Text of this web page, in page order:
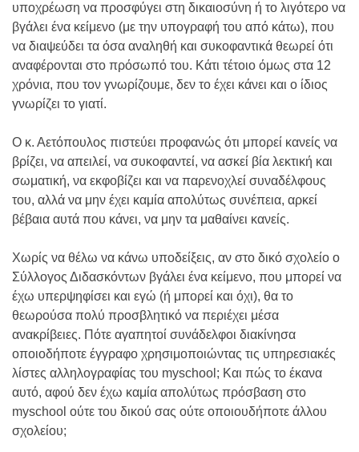
υποχρέωση να προσφύγει στη δικαιοσύνη ή το λιγότερο να
βγάλει ένα κείμενο (με την υπογραφή του από κάτω), που
να διαψεύδει τα όσα αναληθή και συκοφαντικά θεωρεί ότι
αναφέρονται στο πρόσωπό του. Κάτι τέτοιο όμως στα 12
χρόνια, που τον γνωρίζουμε, δεν το έχει κάνει και ο ίδιος
γνωρίζει το γιατί.
Ο κ. Αετόπουλος πιστεύει προφανώς ότι μπορεί κανείς να
βρίζει, να απειλεί, να συκοφαντεί, να ασκεί βία λεκτική και
σωματική, να εκφοβίζει και να παρενοχλεί συναδέλφους
του, αλλά να μην έχει καμία απολύτως συνέπεια, αρκεί
βέβαια αυτά που κάνει, να μην τα μαθαίνει κανείς.
Χωρίς να θέλω να κάνω υποδείξεις, αν στο δικό σχολείο ο
Σύλλογος Διδασκόντων βγάλει ένα κείμενο, που μπορεί να
έχω υπερψηφίσει και εγώ (ή μπορεί και όχι), θα το
θεωρούσα πολύ προσβλητικό να περιέχει μέσα
ανακρίβειες. Πότε αγαπητοί συνάδελφοι διακίνησα
οποιοδήποτε έγγραφο χρησιμοποιώντας τις υπηρεσιακές
λίστες αλληλογραφίας του myschool; Και πώς το έκανα
αυτό, αφού δεν έχω καμία απολύτως πρόσβαση στο
myschool ούτε του δικού σας ούτε οποιουδήποτε άλλου
σχολείου;